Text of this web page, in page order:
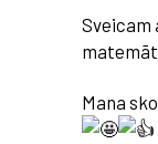
Sveicam
Mana